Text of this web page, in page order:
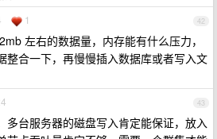
42
1
左右的数据量，内存能有什么压力，
整合一下，再慢慢插入数据库或者写入文
43
多台服务器的磁盘写入肯定能保证，放入